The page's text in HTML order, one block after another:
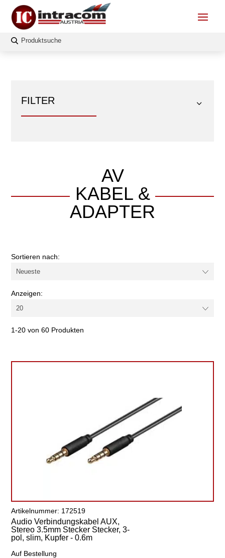
FILTER
FILTERN
Länge
Kabel-/Adapterart
AV
KABEL &
ADAPTER
Sortieren nach:
Anzeigen:
1-20 von 60 Produkten
Artikelnummer: 172519
Audio Verbindungskabel AUX,
Stereo 3.5mm Stecker Stecker, 3-
pol, slim, Kupfer - 0.6m
Auf Bestellung